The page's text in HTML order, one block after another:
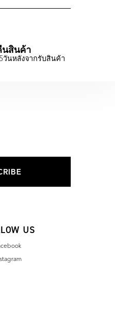
นสินค้า
นหลังจากรับสินค้า
US